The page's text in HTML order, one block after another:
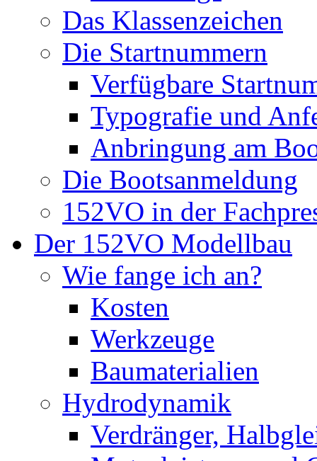
Das Klassenzeichen
Die Startnummern
Verfügbare
Typografie und
Anbringung am
Die Bootsanmeldung
152VO in der
Der 152VO Modellbau
Wie fange ich an?
Kosten
Werkzeuge
Baumaterialien
Hydrodynamik
Verdränger,